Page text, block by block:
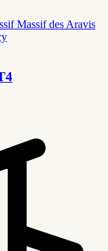
Massif des Aravis